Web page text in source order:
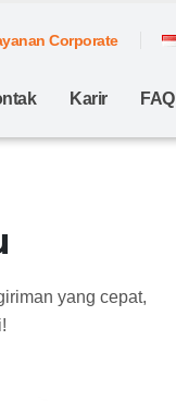
Corporate
Karir FAQ
yang cepat,